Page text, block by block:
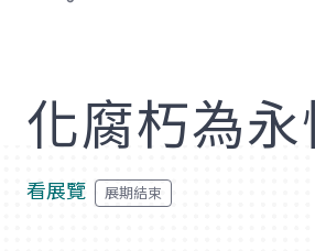
化腐朽為
看展覽